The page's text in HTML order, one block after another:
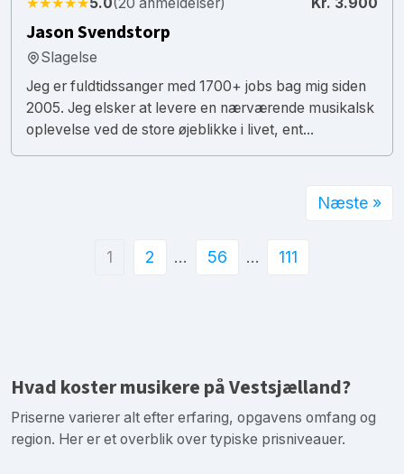
Jason Svendstorp
Slagelse
Jeg er fuldtidssanger med 1700+ jobs bag mig siden
2005. Jeg elsker at levere en nærværende musikalsk
oplevelse ved de store øjeblikke i livet, ent...
1 2 … 56 … 111
Næste »
Hvad koster musikere på Vestsjælland?
Priserne varierer alt efter erfaring, opgavens omfang og
region. Her er et overblik over typiske prisniveauer.